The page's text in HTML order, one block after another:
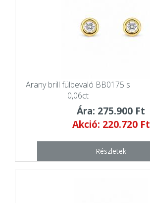
Arany brill fülbevaló BB0175 s
0,06ct
Ára: 275.900 Ft
Akció: 220.720 Ft
Részletek